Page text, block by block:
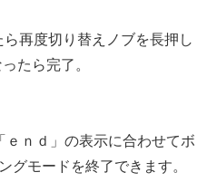
再度切り替えノブを長押し
たら完了。
ｎｄ」の表示に合わせてボ
グモードを終了できます。